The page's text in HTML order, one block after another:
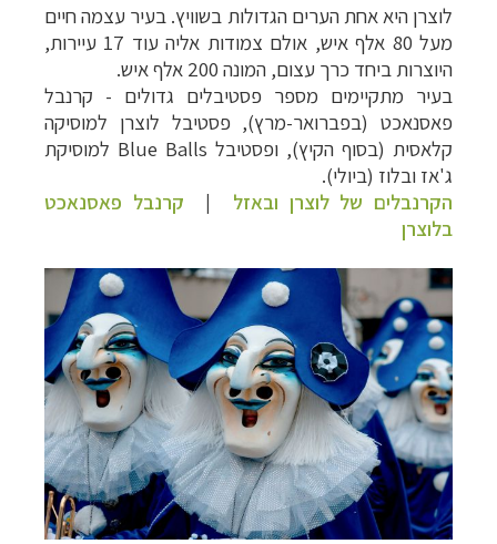
לוצרן היא אחת הערים הגדולות בשוויץ. בעיר עצמה חיים
מעל 80 אלף איש, אולם צמודות אליה עוד 17 עיירות,
היוצרות ביחד כרך עצום, המונה 200 אלף איש.
בעיר מתקיימים מספר פסטיבלים גדולים - קרנבל
פאסנאכט (בפברואר-מרץ), פסטיבל לוצרן למוסיקה
קלאסית (בסוף הקיץ), ופסטיבל Blue Balls למוסיקת
ג'אז ובלוז (ביולי).
הקרנבלים של לוצרן ובאזל | קרנבל פאסנאכט
בלוצרן